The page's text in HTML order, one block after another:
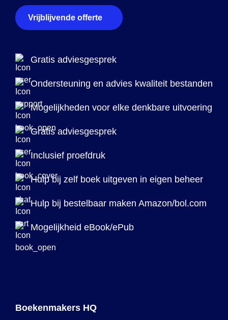
Vrijblijvende offerte
Gratis adviesgesprek
Ondersteuning en advies kwaliteit bestanden
Mogelijkheden voor elke denkbare uitvoering
Gratis adviesgesprek
Inclusief proefdruk
Hulp bij zelf boek uitgeven in eigen beheer
Hulp bij bestelbaar maken Amazon/bol.com
Mogelijkheid eBook/ePub
Boekenmakers HQ